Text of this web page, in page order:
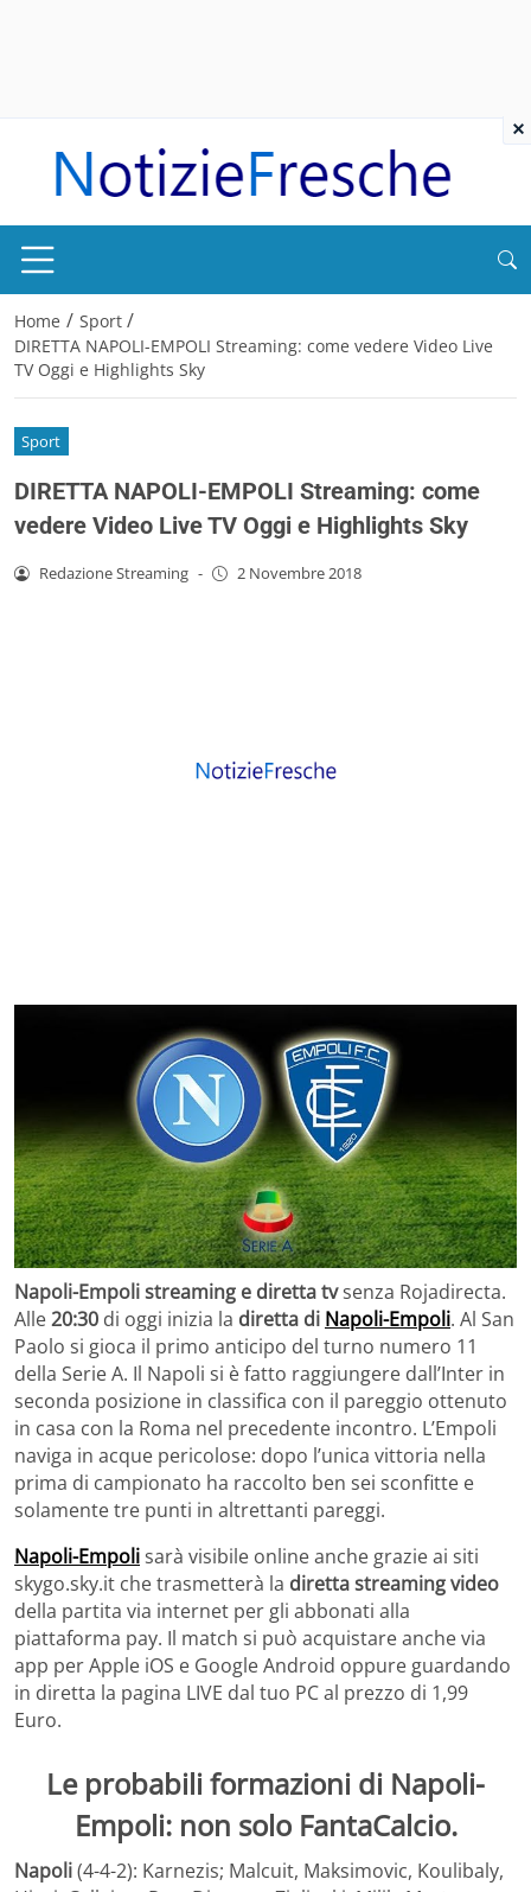
Home / Sport /
DIRETTA NAPOLI-EMPOLI Streaming: come vedere Video Live
TV Oggi e Highlights Sky
Sport
DIRETTA NAPOLI-EMPOLI Streaming: come
vedere Video Live TV Oggi e Highlights Sky
Redazione Streaming - 2 Novembre 2018
Napoli-Empoli streaming e diretta tvsenza Rojadirecta.
Alle20:30 di oggi inizia la diretta di Napoli-Empoli. Al San
Paolo si gioca il primo anticipo del turno numero 11
della Serie A. Il Napoli si è fatto raggiungere dall’Inter in
seconda posizione in classifica con il pareggio ottenuto
in casa con la Roma nel precedente incontro. L’Empoli
naviga in acque pericolose: dopo l’unica vittoria nella
prima di campionato ha raccolto ben sei sconfitte e
solamente tre punti in altrettanti pareggi.
Napoli-Empolisarà visibile online anche grazie ai siti
skygo.sky.it che trasmetterà la diretta streaming video
della partita via internet per gli abbonati alla
piattaforma pay. Il match si può acquistare anche via
app per Apple iOS e Google Android oppure guardando
in diretta la pagina LIVE dal tuo PC al prezzo di 1,99
Euro.
Le probabili formazioni di Napoli-
Empoli: non solo FantaCalcio.
Napoli(4-4-2): Karnezis; Malcuit, Maksimovic, Koulibaly,
×